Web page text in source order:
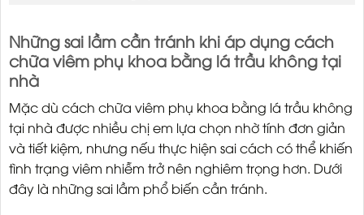
Những sai lầm cần tránh khi áp dụng cách
chữa viêm phụ khoa bằng lá trầu không tại
nhà
Mặc dù cách chữa viêm phụ khoa bằng lá trầu không
tại nhà được nhiều chị em lựa chọn nhờ tính đơn giản
và tiết kiệm, nhưng nếu thực hiện sai cách có thể khiến
tình trạng viêm nhiễm trở nên nghiêm trọng hơn. Dưới
đây là những sai lầm phổ biến cần tránh.